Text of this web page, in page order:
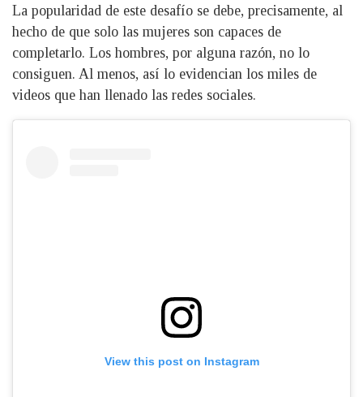
La popularidad de este desafío se debe, precisamente, al
hecho de que solo las mujeres son capaces de
completarlo. Los hombres, por alguna razón, no lo
consiguen. Al menos, así lo evidencian los miles de
videos que han llenado las redes sociales.
View this post on Instagram